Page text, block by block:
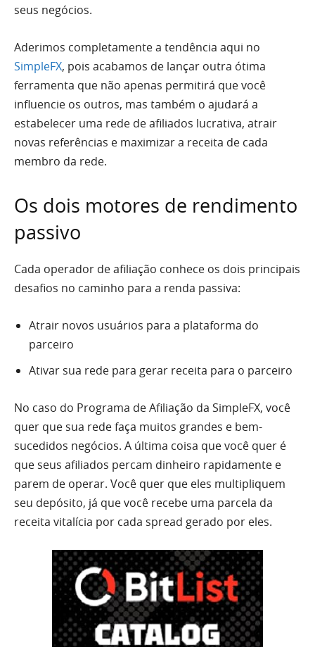
seus negócios.
Aderimos completamente a tendência aqui no
SimpleFX, pois acabamos de lançar outra ótima
ferramenta que não apenas permitirá que você
influencie os outros, mas também o ajudará a
estabelecer uma rede de afiliados lucrativa, atrair
novas referências e maximizar a receita de cada
membro da rede.
Os dois motores de rendimento
passivo
Cada operador de afiliação conhece os dois principais
desafios no caminho para a renda passiva:
Atrair novos usuários para a plataforma do
parceiro
Ativar sua rede para gerar receita para o parceiro
No caso do Programa de Afiliação da SimpleFX, você
quer que sua rede faça muitos grandes e bem-
sucedidos negócios. A última coisa que você quer é
que seus afiliados percam dinheiro rapidamente e
parem de operar. Você quer que eles multipliquem
seu depósito, já que você recebe uma parcela da
receita vitalícia por cada spread gerado por eles.